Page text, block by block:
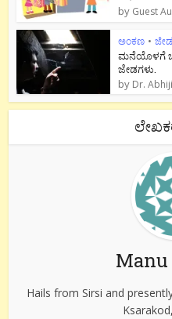
by Guest
ಅಂಕಣ •
ಮನೆಯೊಳಗೆ
ಜೇಡಗಳು.
by Dr.
Hails from Sirsi and